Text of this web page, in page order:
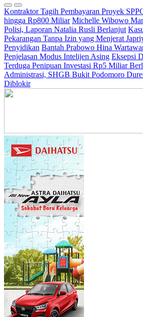
Kontraktor Tagih Pembayaran Proyek
hingga Rp800 Miliar Michelle Wibowo
Polisi, Laporan Natalia Rusli Berlanjut
Pekarangan Tanpa Izin yang Menjerat
Penyidikan Bantah Prabowo Hina
Penjelasan Modus Intelijen Asing Eksepsi
Terduga Penipuan Investasi Rp5 Miliar
Administrasi, SHGB Bukit Podomoro
Diblokir